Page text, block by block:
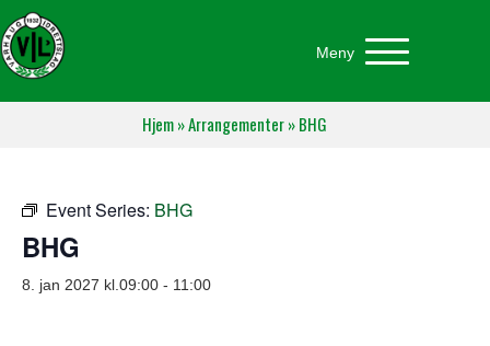
Meny
Hjem»Arrangementer»BHG
Event Series: BHG
BHG
8. jan 2027 kl.09:00 - 11:00